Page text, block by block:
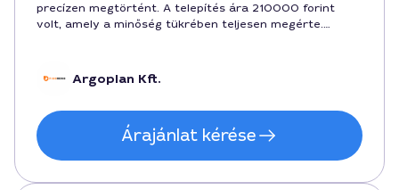
precízen megtörtént. A telepítés ára 210000 forint
volt, amely a minőség tükrében teljesen megérte.
Argoplan Kft.
Árajánlat kérése